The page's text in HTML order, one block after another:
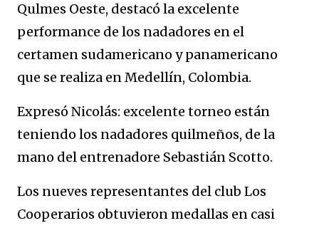
Qulmes Oeste, destacó la excelente
performance de los nadadores en el
certamen sudamericano y panamericano
que se realiza en Medellín, Colombia.
Expresó Nicolás: excelente torneo están
teniendo los nadadores quilmeños, de la
mano del entrenadore Sebastián Scotto.
Los nueves representantes del club Los
Cooperarios obtuvieron medallas en casi